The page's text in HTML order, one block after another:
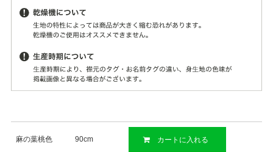
麻の葉桃色 90cm カートに入れる